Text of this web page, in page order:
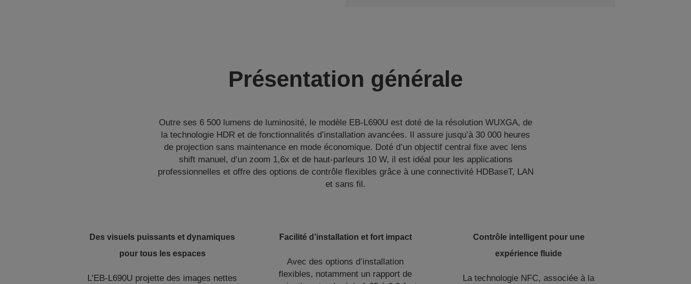
Présentation générale
Outre ses 6 500 lumens de luminosité, le modèle EB-L690U est doté de la résolution WUXGA, de
la technologie HDR et de fonctionnalités d’installation avancées. Il assure jusqu’à 30 000 heures
de projection sans maintenance en mode économique. Doté d’un objectif central fixe avec lens
shift manuel, d’un zoom 1,6x et de haut-parleurs 10 W, il est idéal pour les applications
professionnelles et offre des options de contrôle flexibles grâce à une connectivité HDBaseT, LAN
et sans fil.
Des visuels puissants et dynamiques
pour tous les espaces
L’EB-L690U projette des images nettes
Facilité d’installation et fort impact
Avec des options d’installation
flexibles, notamment un rapport de
Contrôle intelligent pour une
expérience fluide
La technologie NFC, associée à la